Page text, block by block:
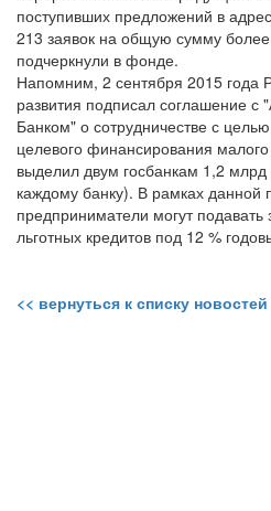
поступивших предложений в
213 заявок на общую сумму
подчеркнули в фонде.
Напомним, 2 сентября 2015 года
развития подписал соглашение
Банком" о сотрудничестве с
целевого финансирования
выделил двум госбанкам 1,2
каждому банку). В рамках данной
предприниматели могут
льготных кредитов под 12 %
<< вернуться к списку новостей